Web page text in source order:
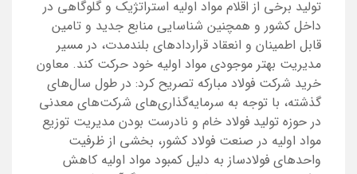
تولید برخی از اقلام مواد اولیه استراتژیک و گلوگاهی در
داخل کشور و همچنین شناسایی منابع جدید و تامین
قابل ‌اطمینان و انعقاد قراردادهای بلندمدت، در مسیر
مدیریت بهتر موجودی مواد اولیه خود حرکت کند. معاون
خرید شرکت فولاد مبارکه تصریح کرد: در طول سال‌های
گذشته، با توجه به سرمایه‌گذاری‌های شرکت‌های معدنی
در حوزه تولید فولاد خام و نادرست بودن مدیریت توزیع
مواد اولیه در صنعت فولاد کشور، بخشی از ظرفیت
واحدهای فولادساز به دلیل کمبود مواد اولیه کاهش